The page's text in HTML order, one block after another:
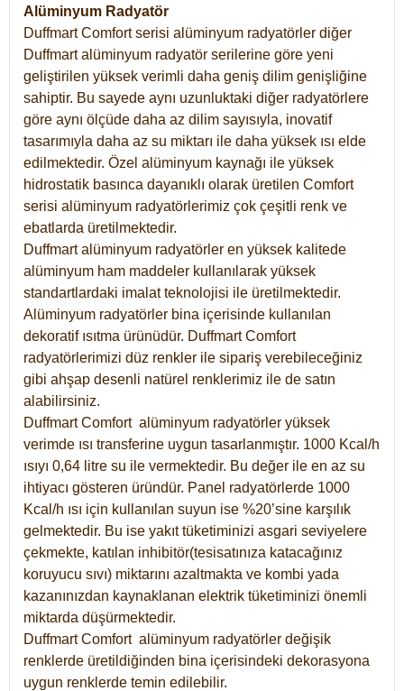
Alüminyum Radyatör
Duffmart Comfort serisi alüminyum radyatörler diğer
Duffmart alüminyum radyatör serilerine göre yeni
geliştirilen yüksek verimli daha geniş dilim genişliğine
sahiptir. Bu sayede aynı uzunluktaki diğer radyatörlere
göre aynı ölçüde daha az dilim sayısıyla, inovatif
tasarımıyla daha az su miktarı ile daha yüksek ısı elde
edilmektedir. Özel alüminyum kaynağı ile yüksek
hidrostatik basınca dayanıklı olarak üretilen Comfort
serisi alüminyum radyatörlerimiz çok çeşitli renk ve
ebatlarda üretilmektedir.
Duffmart alüminyum radyatörler en yüksek kalitede
alüminyum ham maddeler kullanılarak yüksek
standartlardaki imalat teknolojisi ile üretilmektedir.
Alüminyum radyatörler bina içerisinde kullanılan
dekoratif ısıtma ürünüdür. Duffmart Comfort
radyatörlerimizi düz renkler ile sipariş verebileceğiniz
gibi ahşap desenli natürel renklerimiz ile de satın
alabilirsiniz.
Duffmart Comfort alüminyum radyatörler yüksek
verimde ısı transferine uygun tasarlanmıştır. 1000 Kcal/h
ısıyı 0,64 litre su ile vermektedir. Bu değer ile en az su
ihtiyacı gösteren üründür. Panel radyatörlerde 1000
Kcal/h ısı için kullanılan suyun ise %20’sine karşılık
gelmektedir. Bu ise yakıt tüketiminizi asgari seviyelere
çekmekte, katılan inhibitör(tesisatınıza katacağınız
koruyucu sıvı) miktarını azaltmakta ve kombi yada
kazanınızdan kaynaklanan elektrik tüketiminizi önemli
miktarda düşürmektedir.
Duffmart Comfort alüminyum radyatörler değişik
renklerde üretildiğinden bina içerisindeki dekorasyona
uygun renklerde temin edilebilir.